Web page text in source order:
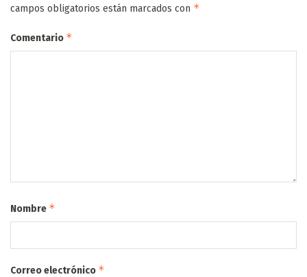
campos obligatorios están marcados con *
Comentario *
Nombre *
Correo electrónico *